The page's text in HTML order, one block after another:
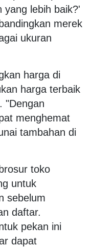
yang lebih baik?'
merek
ukuran
harga di
harga terbaik
"Dengan
menghemat
tambahan di
toko
untuk
sebelum
daftar.
pekan ini
dapat